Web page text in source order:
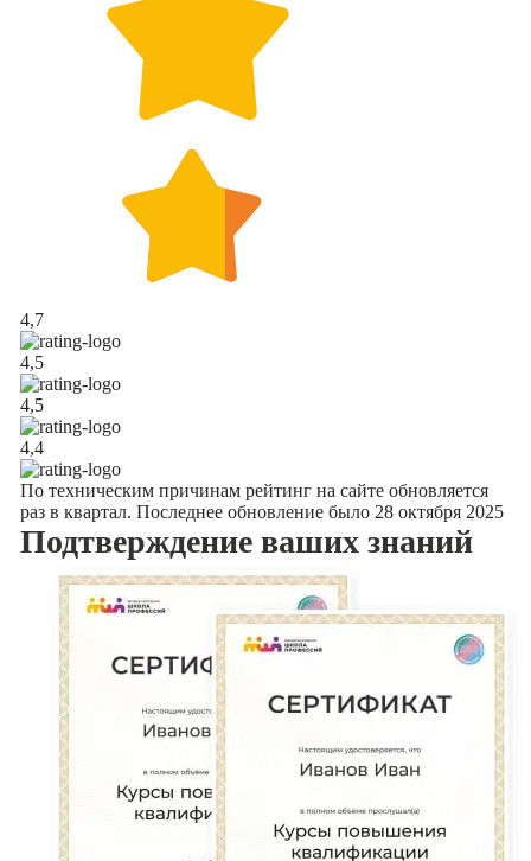
4,7
4,5
4,5
4,4
По техническим причинам рейтинг на сайте обновляется
раз в квартал. Последнее обновление было 28 октября 2025
Подтверждение ваших знаний